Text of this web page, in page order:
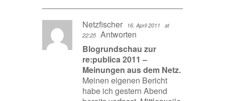
Netzfischer 16. April 2011
at
22:25 Antworten
Blogrundschau zur
re:publica 2011 –
Meinungen aus dem Netz.
Meinen eigenen Bericht
habe ich gestern Abend